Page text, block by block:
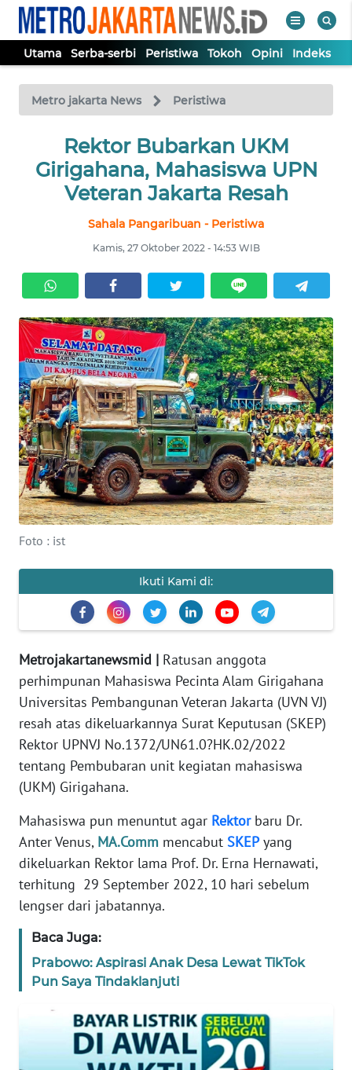
Utama Serba-serbi Peristiwa Tokoh Opini Indeks
Metro jakarta News Peristiwa
Rektor Bubarkan UKM
Girigahana, Mahasiswa UPN
Veteran Jakarta Resah
Sahala Pangaribuan - Peristiwa
Kamis, 27 Oktober 2022 - 14:53 WIB
Foto : ist
Ikuti Kami di:
Metrojakartanewsmid | Ratusan anggota
perhimpunan Mahasiswa Pecinta Alam Girigahana
Universitas Pembangunan Veteran Jakarta (UVN VJ)
resah atas dikeluarkannya Surat Keputusan (SKEP)
Rektor UPNVJ No.1372/UN61.0?HK.02/2022
tentang Pembubaran unit kegiatan mahasiswa
(UKM) Girigahana.
Mahasiswa pun menuntut agar Rektorbaru Dr.
Anter Venus, MA.Comm mencabut SKEPyang
dikeluarkan Rektor lama Prof. Dr. Erna Hernawati,
terhitung 29 September 2022, 10 hari sebelum
lengser dari jabatannya.
Baca Juga:
Prabowo: Aspirasi Anak Desa Lewat TikTok
Pun Saya Tindaklanjuti
TV
Tutup
TOKOH
OPINI
Informasi
INDEKS
BERITA
KONTAK
KAMI
INFO
IKLAN
MEDIA
SIBER
REDAKSI
KARIR
Wahana
News
WN
SUMUT
JAKARTA